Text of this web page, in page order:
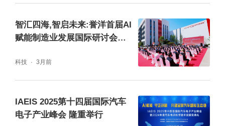
大众奥迪销售事业部副总经理张强，沙龙智行
CEO文飞，博世中国副总裁蒋健，法拉利大中
华区副总经理韩淼等企业嘉宾，电动邦、车
云、车有范儿创始人/CEO程里，水滴汽车CE
O武卫强，中德诺浩汽车教育研究院院长孙
勇，车市红点、红点汽车、红点新能源创始人
智汇四海,智启未来:誉洋首届AI
赋能制造业发展国际研讨会成
科技 3月前
IAEIS 2025第十四届国际汽车
电子产业峰会 隆重举行